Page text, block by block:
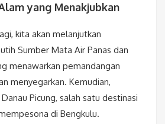
yang Menakjubkan
kita akan melanjutkan
Sumber Mata Air Panas dan
menawarkan pemandangan
menyegarkan. Kemudian,
Picung, salah satu destinasi
di Bengkulu.